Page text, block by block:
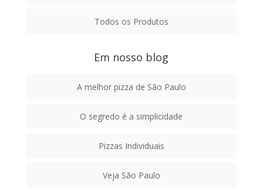
Todos os Produtos
Em nosso blog
A melhor pizza de São Paulo
O segredo é a simplicidade
Pizzas Individuais
Veja São Paulo